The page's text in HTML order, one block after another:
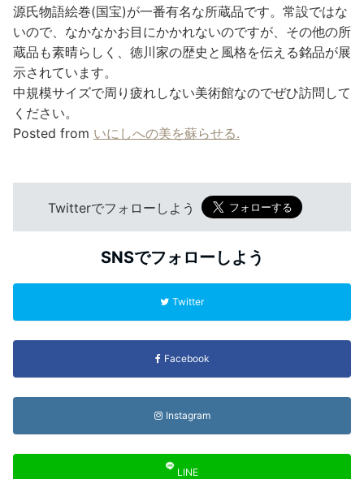
源氏物語絵巻(国宝)が一番有名な所蔵品です。常設ではな
いので、なかなかお目にかかれないのですが、その他の所
蔵品も素晴らしく、徳川家の歴史と風格を伝える銘品が展
示されています。
中規模サイズで周り疲れしない美術館なのでぜひ訪問して
ください。
Posted from いにしへの美を蘇らせる.
Twitterでフォローしよう
SNSでフォローしよう
Twitter
Facebook
Instagram
LINE